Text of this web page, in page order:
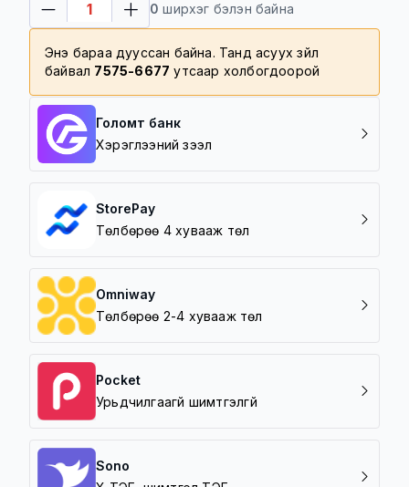
0 ширхэг бэлэн байна
Энэ бараа дууссан байна. Танд асуух зүйл
байвал 7575-6677 утсаар холбогдоорой
Голомт банк
Хэрэглээний зээл
StorePay
Төлбөрөө 4 хувааж төл
Omniway
Төлбөрөө 2-4 хувааж төл
Pocket
Урьдчилгаагүй шимтгэлгүй
Sono